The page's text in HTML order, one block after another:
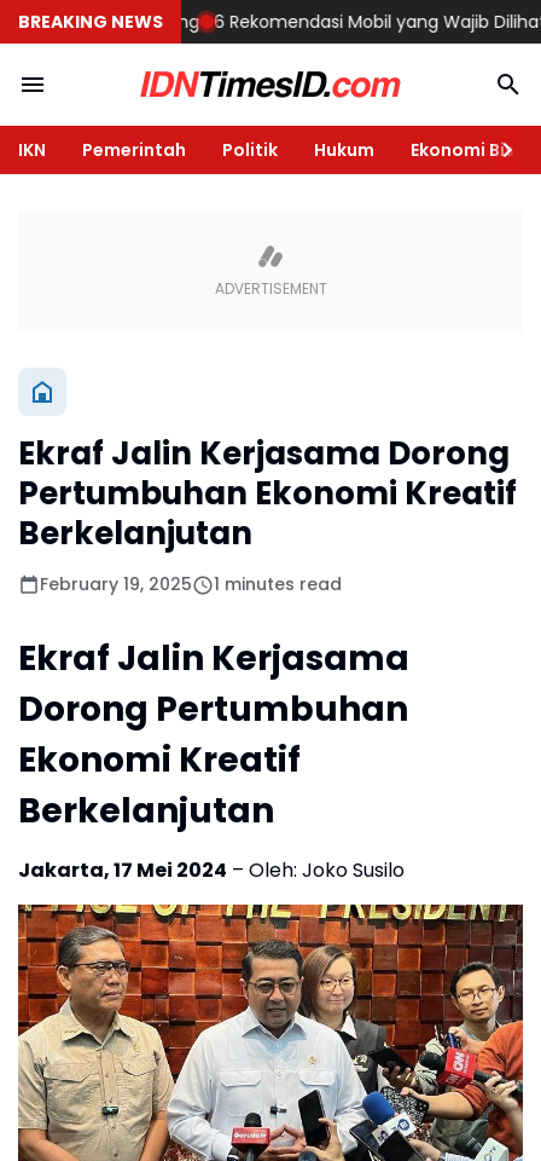
BREAKING NEWS
di Semarang 6 Rekomendasi Mobil yang Wajib Dilihat di
IKN Pemerintah Politik Hukum Ekonomi Bisnis
Ekraf Jalin Kerjasama Dorong
Pertumbuhan Ekonomi Kreatif
Berkelanjutan
February 19, 2025 1 minutes read
Ekraf Jalin Kerjasama
Dorong Pertumbuhan
Ekonomi Kreatif
Berkelanjutan
Jakarta, 17 Mei 2024 – Oleh: Joko Susilo